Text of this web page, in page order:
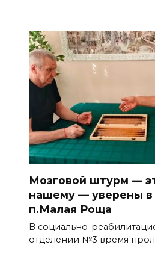
Мозговой штурм —
нашему — уверены
п.Малая Роща
В социально-
отделении №3 время